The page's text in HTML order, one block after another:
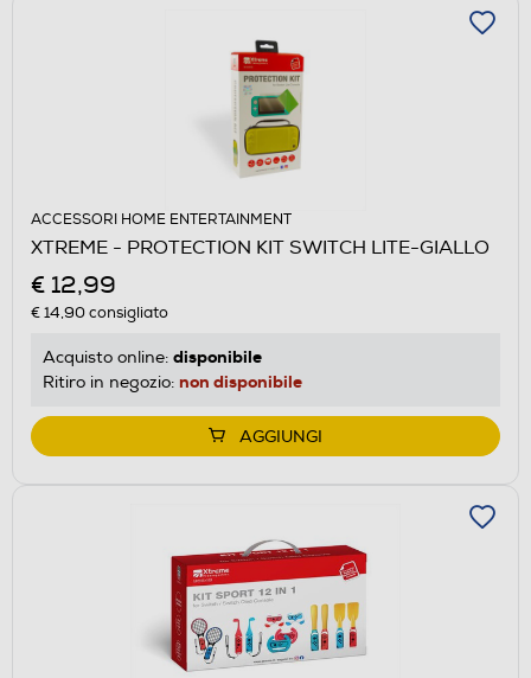
ACCESSORI HOME ENTERTAINMENT
XTREME - PROTECTION KIT SWITCH LITE-GIALLO
€ 12,99
€ 14,90consigliato
Acquisto online: disponibile
Ritiro in negozio: non disponibile
AGGIUNGI